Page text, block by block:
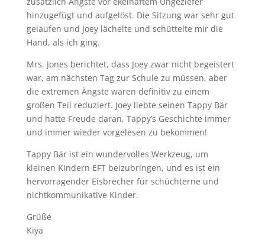
hinzugefügt und aufgelöst. Die Sitzung war sehr gut
gelaufen und Joey lächelte und schüttelte mir die
Hand, als ich ging.
Mrs. Jones berichtet, dass Joey zwar nicht begeistert
war, am nächsten Tag zur Schule zu müssen, aber
die extremen Ängste waren definitiv zu einem
großen Teil reduziert. Joey liebte seinen Tappy Bär
und hatte Freude daran, Tappy’s Geschichte immer
und immer wieder vorgelesen zu bekommen!
Tappy Bär ist ein wundervolles Werkzeug, um
kleinen Kindern EFT beizubringen, und es ist ein
hervorragender Eisbrecher für schüchterne und
nichtkommunikative Kinder.
Grüße
Kiya